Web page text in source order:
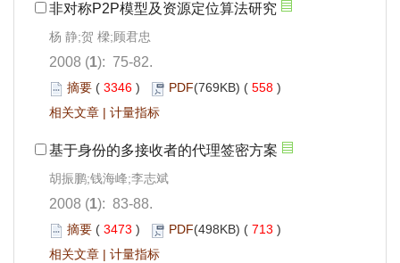
非对称P2P模型及资源定位算法研究
杨 静;贺 樑;顾君忠
2008 (1): 75-82.
摘要 ( 3346 ) PDF(769KB) ( 558 )
相关文章 | 计量指标
基于身份的多接收者的代理签密方案
胡振鹏;钱海峰;李志斌
2008 (1): 83-88.
摘要 ( 3473 ) PDF(498KB) ( 713 )
相关文章 | 计量指标